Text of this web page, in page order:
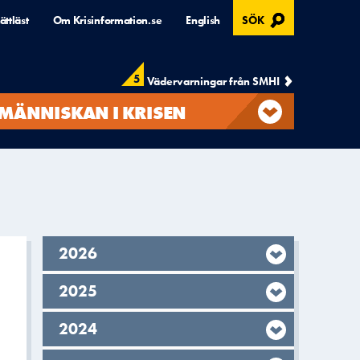
Om Krisinformation.se English SÖK , ÖPPNAS I MODAL
5 Vädervarningar från SMHI
I KRISEN
År,
2026
År,
2025
År,
2024